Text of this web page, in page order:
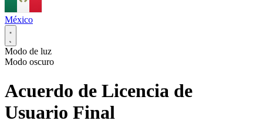
México
Modo de luz
Modo oscuro
Acuerdo de Licencia de
Usuario Final